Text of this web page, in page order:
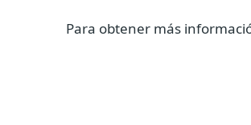
Para obtener más